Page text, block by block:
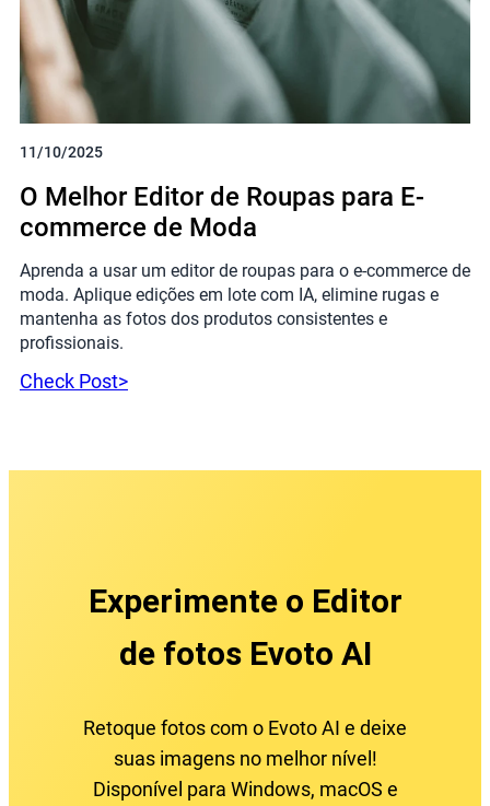
11/10/2025
O Melhor Editor de Roupas para E-
commerce de Moda
Aprenda a usar um editor de roupas para o e-commerce de
moda. Aplique edições em lote com IA, elimine rugas e
mantenha as fotos dos produtos consistentes e
profissionais.
Check Post>
Experimente o Editor
de fotos Evoto AI
Retoque fotos com o Evoto AI e deixe
suas imagens no melhor nível!
Disponível para Windows, macOS e